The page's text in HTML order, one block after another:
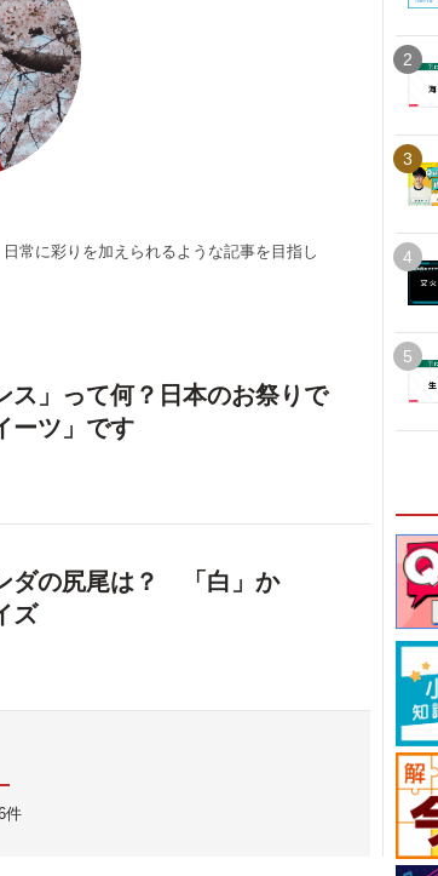
常に彩りを加えられるような記事を目指し
ス」って何？日本のお祭りで
ーツ」です
ダの尻尾は？ 「白」か
ズ
件
2
3
4
5